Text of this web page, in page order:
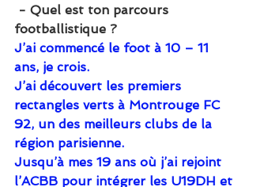
footballistique ?
J’ai commencé le foot à 10 – 11
ans, je crois.
J’ai découvert les premiers
rectangles verts à Montrouge FC
92, un des meilleurs clubs de la
région parisienne.
Jusqu’à mes 19 ans où j’ai rejoint
l’ACBB pour intégrer les U19DH et